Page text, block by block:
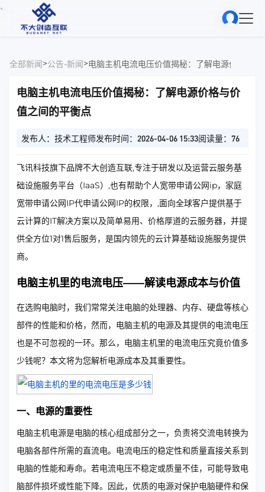
、
全部新闻>公告-新闻>电脑主机电流电压价值揭秘：了解电源价格与
电脑主机电流电压价值揭秘：了解电源价格与价
值之间的平衡点
发布人：技术工程师发布时间：2026-04-06 15:33阅读量：76
飞讯科技旗下品牌不大创造互联,专注于研发以及运营云服务基
础设施服务平台（IaaS）,也有帮助个人宽带申请公网ip，家庭
宽带申请公网IP代申请公网IP的权限，,面向全球客户提供基于
云计算的IT解决方案以及简单易用、价格厚道的云服务器，并提
供全方位1对1售后服务，是国内领先的云计算基础设施服务提供
商。
电脑主机里的电流电压——解读电源成本与价值
在选购电脑时，我们常常关注电脑的处理器、内存、硬盘等核心
部件的性能和价格，然而，电脑主机的电源及其提供的电流电压
也是不可忽视的一环。那么，电脑主机里的电流电压究竟价值多
少钱呢？本文将为您解析电源成本及其重要性。
一、电源的重要性
电脑主机电源是电脑的核心组成部分之一，负责将交流电转换为
电脑各部件所需的直流电。电流电压的稳定性和质量直接关系到
电脑的性能和寿命。若电流电压不稳定或质量不佳，可能导致电
脑部件损坏或性能下降。因此，优质的电源对保护电脑硬件和保